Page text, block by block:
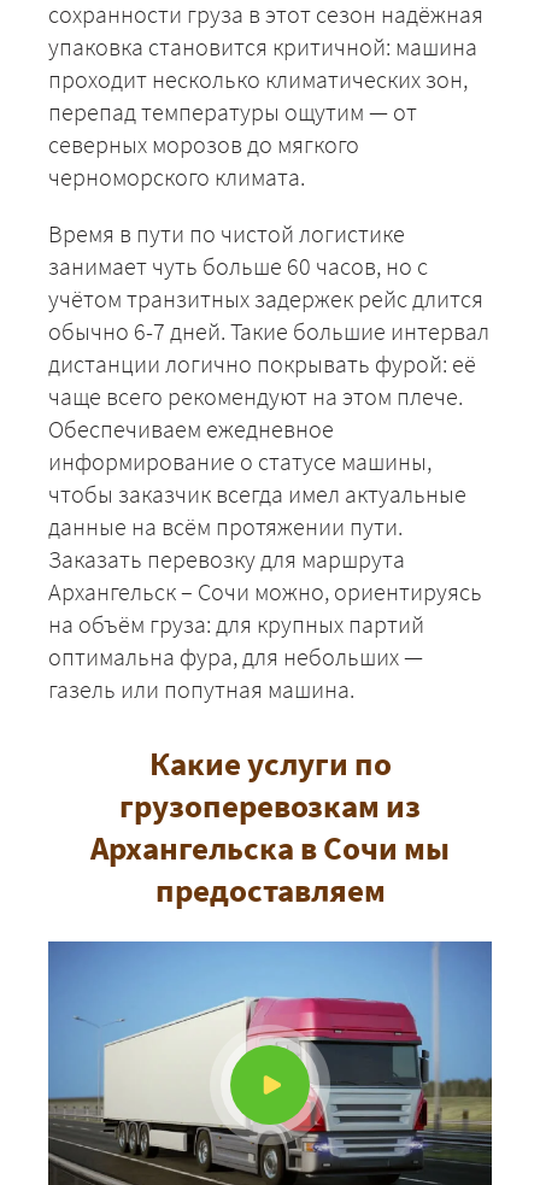
сохранности груза в этот сезон надёжная
упаковка становится критичной: машина
проходит несколько климатических зон,
перепад температуры ощутим — от
северных морозов до мягкого
черноморского климата.
Время в пути по чистой логистике
занимает чуть больше 60 часов, но с
учётом транзитных задержек рейс длится
обычно 6-7 дней. Такие большие интервал
дистанции логично покрывать фурой: её
чаще всего рекомендуют на этом плече.
Обеспечиваем ежедневное
информирование о статусе машины,
чтобы заказчик всегда имел актуальные
данные на всём протяжении пути.
Заказать перевозку для маршрута
Архангельск – Сочи можно, ориентируясь
на объём груза: для крупных партий
оптимальна фура, для небольших —
газель или попутная машина.
Какие услуги по
грузоперевозкам из
Архангельска в Сочи мы
предоставляем
+7 (499) 520-05-23
ЗАКАЗАТЬ